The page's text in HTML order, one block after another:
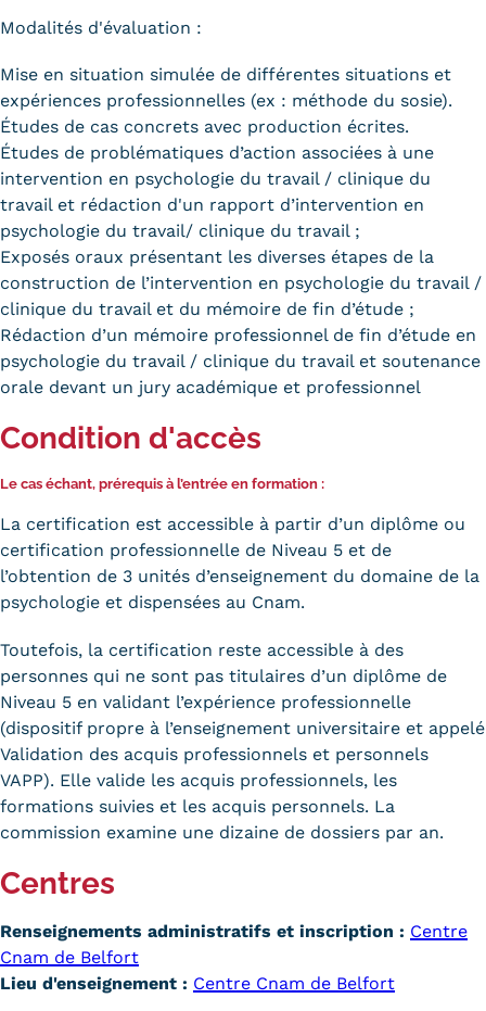
Modalités d'évaluation :
Mise en situation simulée de différentes situations et
expériences professionnelles (ex : méthode du sosie).
Études de cas concrets avec production écrites.
Études de problématiques d’action associées à une
intervention en psychologie du travail / clinique du
travail et rédaction d'un rapport d’intervention en
psychologie du travail/ clinique du travail ;
Exposés oraux présentant les diverses étapes de la
construction de l’intervention en psychologie du travail /
clinique du travail et du mémoire de fin d’étude ;
Rédaction d’un mémoire professionnel de fin d’étude en
psychologie du travail / clinique du travail et soutenance
orale devant un jury académique et professionnel
Condition d'accès
Le cas échant, prérequis à l’entrée en formation :
La certification est accessible à partir d’un diplôme ou
certification professionnelle de Niveau 5 et de
l’obtention de 3 unités d’enseignement du domaine de la
psychologie et dispensées au Cnam.
Toutefois, la certification reste accessible à des
personnes qui ne sont pas titulaires d’un diplôme de
Niveau 5 en validant l’expérience professionnelle
(dispositif propre à l’enseignement universitaire et appelé
Validation des acquis professionnels et personnels
VAPP). Elle valide les acquis professionnels, les
formations suivies et les acquis personnels. La
commission examine une dizaine de dossiers par an.
Centres
Renseignements administratifs et inscription : Centre
Cnam de Belfort
Lieu d'enseignement : Centre Cnam de Belfort